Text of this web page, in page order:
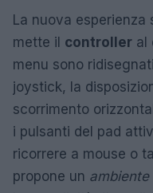
La nuova
mette il controller al
menu sono
joystick, la
scorrimento
i pulsanti del pad
ricorrere a mouse o
propone un